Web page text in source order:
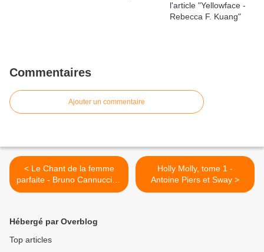
Commentaires
Ajouter un commentaire
< Le Chant de la femme
parfaite - Bruno Cannucciari
& Makyo
Holly Molly, tome 1 -
Antoine Piers et Sway >
Hébergé par Overblog
Top articles